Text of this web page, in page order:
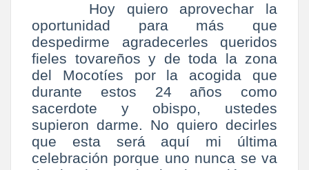
Hoy quiero aprovechar la
oportunidad para más que
despedirme agradecerles queridos
fieles tovareños y de toda la zona
del Mocotíes por la acogida que
durante estos 24 años como
sacerdote y obispo, ustedes
supieron darme. No quiero decirles
que esta será aquí mi última
celebración porque uno nunca se va